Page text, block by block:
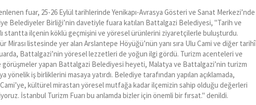
fuar, 25-26 Eylül tarihlerinde Yenikapı-Avrasya Gösteri ve Sanat Merkezi’nde
Belediyeler Birliği’nin davetiyle fuara katılan Battalgazi Belediyesi, "Tarih ve
stantta ilçenin köklü geçmişini ve yöresel ürünlerini ziyaretçilerle buluşturdu.
Mirası listesinde yer alan Arslantepe Höyüğü’nün yanı sıra Ulu Cami ve diğer tarihî
Battalgazi’nin yöresel lezzetleri de yoğun ilgi gördü. Turizm acenteleri ve
yapan Battalgazi Belediyesi heyeti, Malatya ve Battalgazi’nin turizm
yönelik iş birliklerini masaya yatırdı. Belediye tarafından yapılan açıklamada,
kültürel mirastan yöresel mutfağa kadar ilçemizin sahip olduğu değerleri
İstanbul Turizm Fuarı bu anlamda bizler için önemli bir fırsat." denildi.